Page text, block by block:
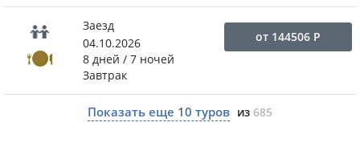
Заезд
04.10.2026
8 дней / 7 ночей
Завтрак
от 144506Р
Показать еще 10 туров из 685